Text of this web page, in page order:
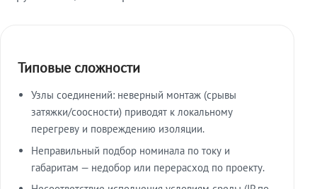
Типовые сложности
Узлы соединений: неверный монтаж (срывы
затяжки/соосности) приводят к локальному
перегреву и повреждению изоляции.
Неправильный подбор номинала по току и
габаритам — недобор или перерасход по проекту.